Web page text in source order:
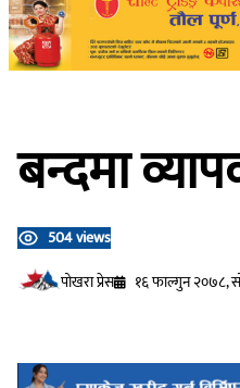
बन्दमा
504 views
प‍ोखरा प्रेस
१६ फाल्गुन २०७८,